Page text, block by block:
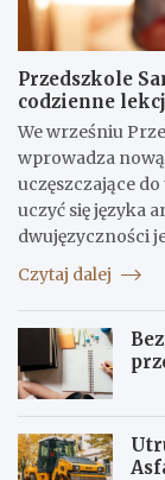
Przedszkole
codzienne
We wrześniu
wprowadza
uczęszczające
uczyć się języka
dwujęzyczności
Czytaj dalej